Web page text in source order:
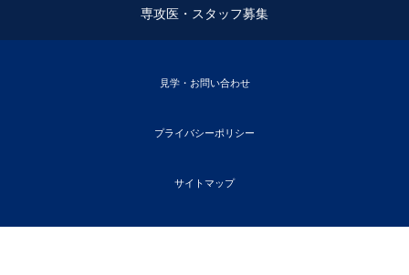
専攻医・スタッフ募集
見学・お問い合わせ
プライバシーポリシー
サイトマップ